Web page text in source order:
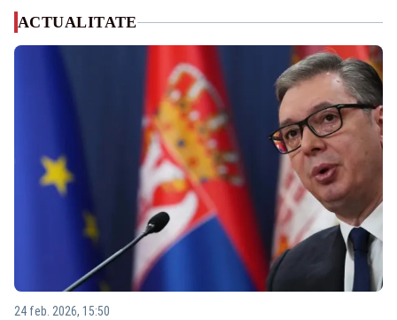
ACTUALITATE
24 feb. 2026, 15:50